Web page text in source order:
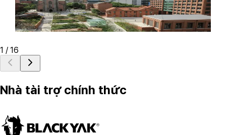
74 Myeongdong-gil, Jung-gu, Seoul
Visit Diocese DID Website
1 / 16
Nhà tài trợ chính thức